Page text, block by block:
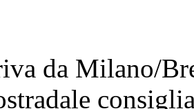
da Milano/